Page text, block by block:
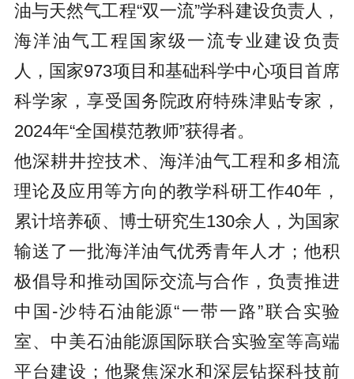
油与天然气工程“双一流”学科建设负责人，
海洋油气工程国家级一流专业建设负责
人，国家973项目和基础科学中心项目首席
科学家，享受国务院政府特殊津贴专家，
2024年“全国模范教师”获得者。
他深耕井控技术、海洋油气工程和多相流
理论及应用等方向的教学科研工作40年，
累计培养硕、博士研究生130余人，为国家
输送了一批海洋油气优秀青年人才；他积
极倡导和推动国际交流与合作，负责推进
中国-沙特石油能源“一带一路”联合实验
室、中美石油能源国际联合实验室等高端
平台建设；他聚焦深水和深层钻探科技前